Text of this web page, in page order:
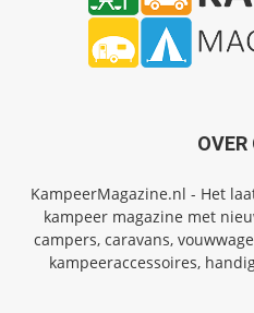
OVER
KampeerMagazine.nl - Het
kampeer magazine met
campers, caravans,
kampeeraccessoires,